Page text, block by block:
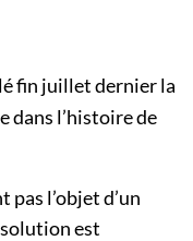
fin juillet dernier la
dans l’histoire de
pas l’objet d’un
est